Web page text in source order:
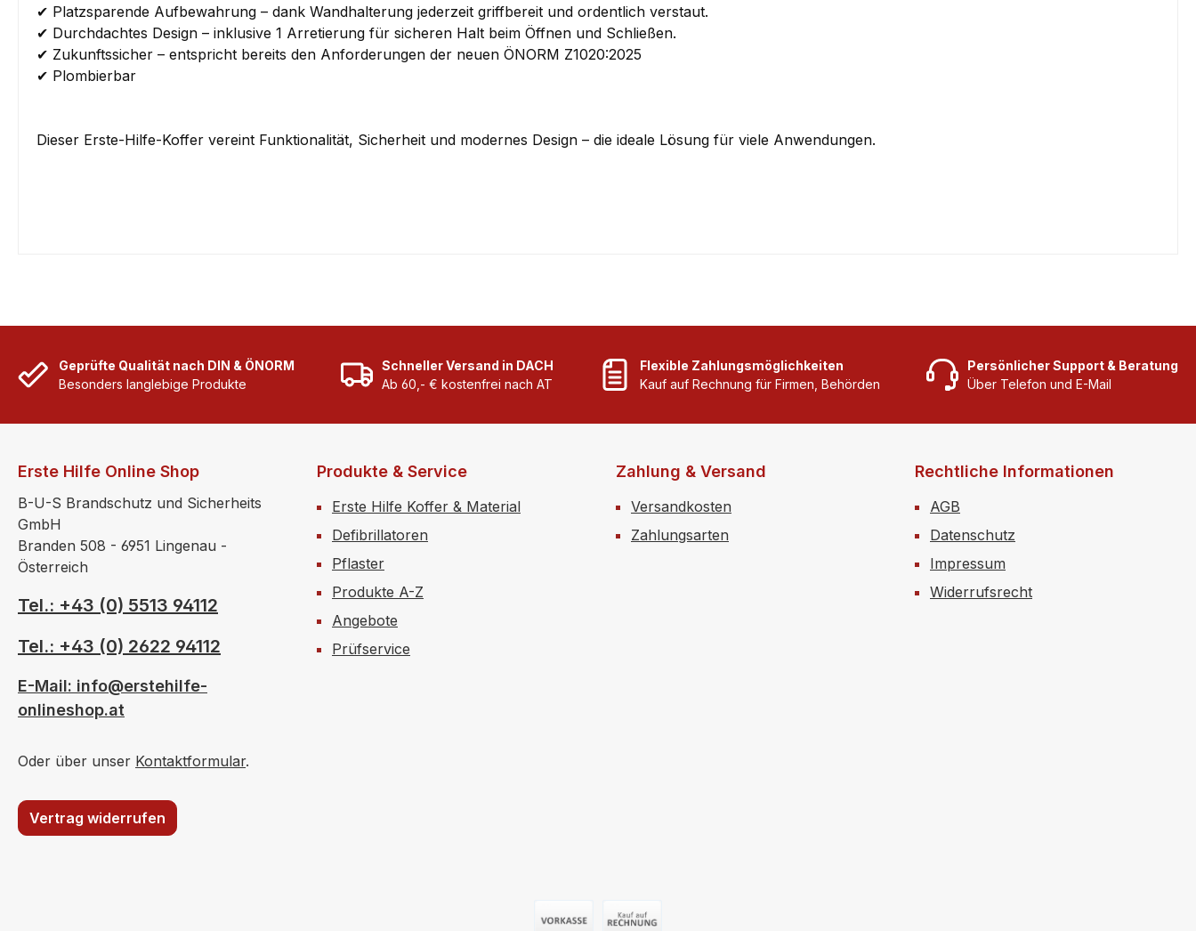
✔ Platzsparende Aufbewahrung – dank Wandhalterung jederzeit griffbereit und ordentlich verstaut.
✔ Durchdachtes Design – inklusive 1 Arretierung für sicheren Halt beim Öffnen und Schließen.
✔ Zukunftssicher – entspricht bereits den Anforderungen der neuen ÖNORM Z1020:2025
✔ Plombierbar
Dieser Erste-Hilfe-Koffer vereint Funktionalität, Sicherheit und modernes Design – die ideale Lösung für viele Anwendungen.
Geprüfte Qualität nach DIN & ÖNORM
Besonders langlebige Produkte
Schneller Versand in DACH
Ab 60,- € kostenfrei nach AT
Flexible Zahlungsmöglichkeiten
Kauf auf Rechnung für Firmen, Behörden
Persönlicher Support & Beratung
Über Telefon und E-Mail
Erste Hilfe Online Shop
B-U-S Brandschutz und Sicherheits
GmbH
Branden 508 - 6951 Lingenau -
Österreich
Tel.: +43 (0) 5513 94112
Tel.: +43 (0) 2622 94112
E-Mail: info@erstehilfe-
onlineshop.at
Oder über unser Kontaktformular.
Vertrag widerrufen
Produkte & Service
Erste Hilfe Koffer & Material
Defibrillatoren
Pflaster
Produkte A-Z
Angebote
Prüfservice
Zahlung & Versand
Versandkosten
Zahlungsarten
Rechtliche Informationen
AGB
Datenschutz
Impressum
Widerrufsrecht